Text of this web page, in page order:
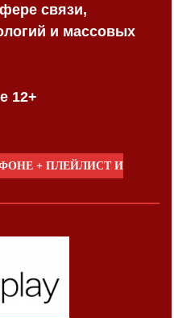
связи,
и массовых
12+
+ ПЛЕЙЛИСТ И